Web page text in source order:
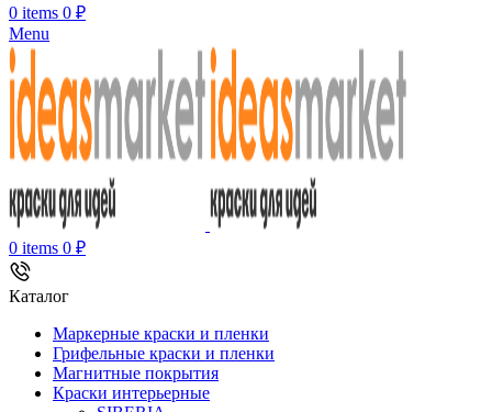
0 items 0 ₽
Menu
0 items 0 ₽
Каталог
Маркерные краски и пленки
Грифельные краски и пленки
Магнитные покрытия
Краски интерьерные